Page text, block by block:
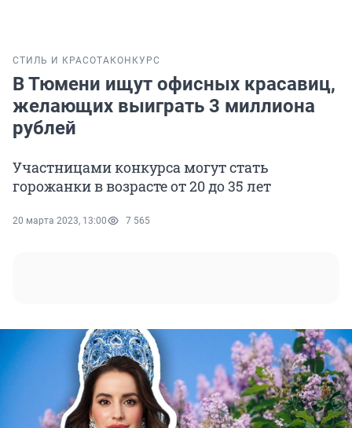
СТИЛЬ И КРАСОТА КОНКУРС
В Тюмени ищут офисных красавиц,
желающих выиграть 3 миллиона
рублей
Участницами конкурса могут стать
горожанки в возрасте от 20 до 35 лет
20 марта 2023, 13:00 7 565